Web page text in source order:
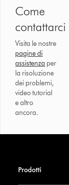
Come
contattarci
Visita le nostre
pagine di
assistenza per
la risoluzione
dei problemi,
video tutorial
e altro
ancora.
Prodotti